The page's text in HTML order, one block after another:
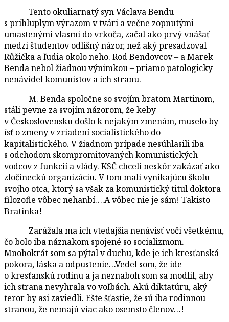
Tento okuliarnatý syn Václava Bendu
s prihluplym výrazom v tvári a večne zopnutými
umastenými vlasmi do vrkoča, začal ako prvý vnášať
medzi študentov odlišný názor, než aký presadzoval
Růžička a ľudia okolo neho. Rod Bendovcov – a Marek
Benda nebol žiadnou výnimkou – priamo patologicky
nenávidel komunistov a ich stranu.
M. Benda spoločne so svojím bratom Martinom,
stáli pevne za svojím názorom, že keby
v Československu došlo k nejakým zmenám, muselo by
ísť o zmeny v zriadení socialistického do
kapitalistického. V žiadnom prípade nesúhlasili iba
s odchodom skompromitovaných komunistických
vodcov z funkcií a vlády. KSČ chceli neskôr zakázať ako
zločineckú organizáciu. V tom mali vynikajúcu školu
svojho otca, ktorý sa však za komunistický titul doktora
filozofie vôbec nehanbí….A vôbec nie je sám! Takisto
Bratinka!
Zarážala ma ich vtedajšia nenávisť voči všetkému,
čo bolo iba náznakom spojené so socializmom.
Mnohokrát som sa pýtal v duchu, kde je ich kresťanská
pokora, láska a odpustenie…Vedel som, že ide
o kresťanskú rodinu a ja neznaboh som sa modlil, aby
ich strana nevyhrala vo voľbách. Akú diktatúru, aký
teror by asi zaviedli. Ešte šťastie, že sú iba rodinnou
stranou, že nemajú viac ako osemsto členov…!